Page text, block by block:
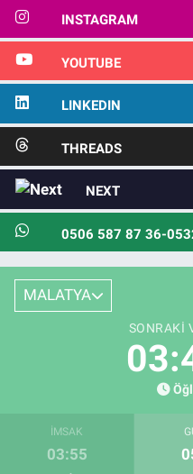
INSTAGRAM
YOUTUBE
LINKEDIN
THREADS
NEXT
0506 587 87 36-
MALATYA
SONRAKI
İMSAK
03:55